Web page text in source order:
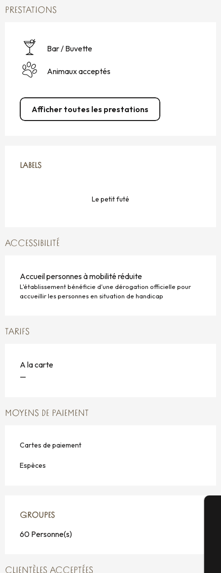
PRESTATIONS
Bar / Buvette
Animaux acceptés
Afficher toutes les prestations
LABELS
LABELS
Le petit futé
ACCESSIBILITÉ
Accueil personnes à mobilité réduite
L'établissement bénéficie d'une dérogation officielle pour
accueillir les personnes en situation de handicap
TARIFS
A la carte
—
MOYENS DE PAIEMENT
Cartes de paiement
Espèces
GROUPES
GROUPES
60 Personne(s)
CLIENTÈLES ACCEPTÉES